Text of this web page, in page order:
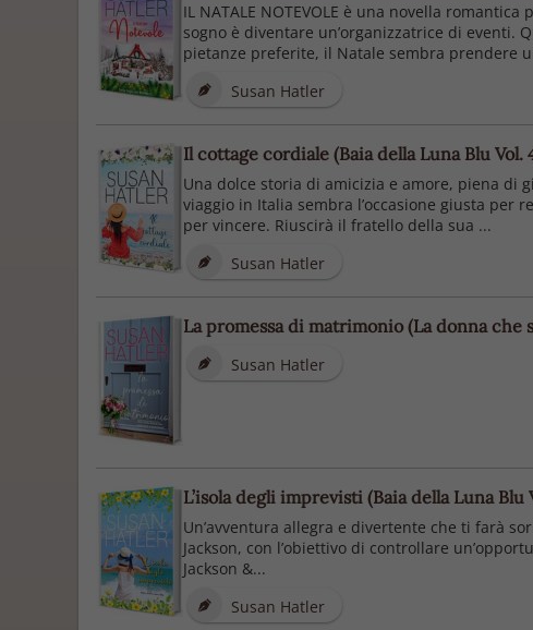
IL NATALE NOTEVOLE è una novella
sogno è diventare un’organizzatrice di eventi.
pietanze preferite, il Natale sembra prendere
Susan Hatler
Il cottage cordiale (Baia della Luna Blu Vol.
Una dolce storia di amicizia e amore, piena di
viaggio in Italia sembra l’occasione giusta per
per vincere. Riuscirà il fratello della sua ...
Susan Hatler
La promessa di matrimonio (La donna che
Susan Hatler
L’isola degli imprevisti (Baia della Luna Blu
Un’avventura allegra e divertente che ti farà
Jackson, con l’obiettivo di controllare
Jackson &...
Susan Hatler